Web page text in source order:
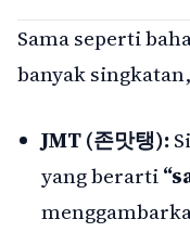
Sama seperti
banyak
JMT (존맛탱):
yang berarti